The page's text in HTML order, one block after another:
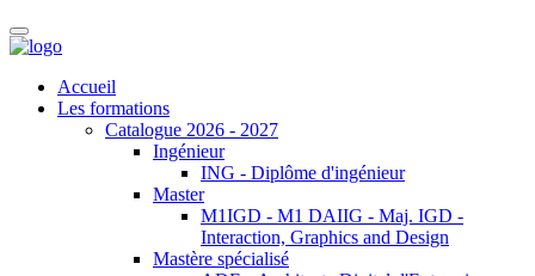
Accueil
Les formations
Catalogue 2026 - 2027
Ingénieur
ING - Diplôme d'ingénieur
Master
M1IGD - M1 DAIIG - Maj. IGD -
Interaction, Graphics and Design
Mastère spécialisé